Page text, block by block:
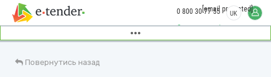
Замовити дзвінок
0 800 30 77 55[email protected]
UK
Повернутись назад